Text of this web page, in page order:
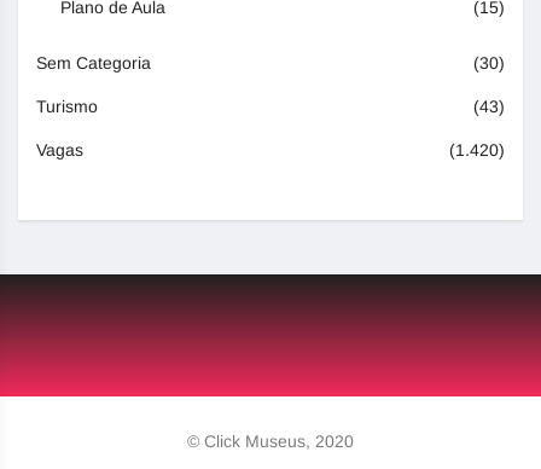
Plano de Aula (15)
Sem Categoria (30)
Turismo (43)
Vagas (1.420)
© Click Museus, 2020